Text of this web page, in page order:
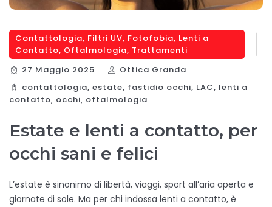
Contattologia, Filtri UV, Fotofobia, Lenti a
Contatto, Oftalmologia, Trattamenti
27 Maggio 2025
Ottica Granda
contattologia, estate, fastidio occhi, LAC, lenti a
contatto, occhi, oftalmologia
Estate e lenti a contatto, per
occhi sani e felici
L’estate è sinonimo di libertà, viaggi, sport all’aria aperta e
giornate di sole. Ma per chi indossa lenti a contatto, è